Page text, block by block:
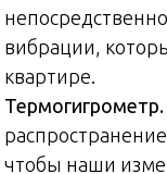
вибрации,
квартире.
Термогигрометр.
чтобы наши